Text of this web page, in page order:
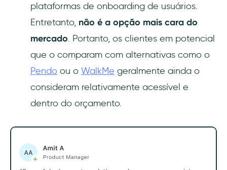
plataformas de onboarding de usuários.
Entretanto, não é a opção mais cara do
mercado. Portanto, os clientes em potencial
que o comparam com alternativas como o
Pendo ou o WalkMe geralmente ainda o
consideram relativamente acessível e
dentro do orçamento.